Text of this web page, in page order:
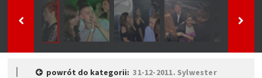
powrót do kategorii:31-12-2011. Sylwester